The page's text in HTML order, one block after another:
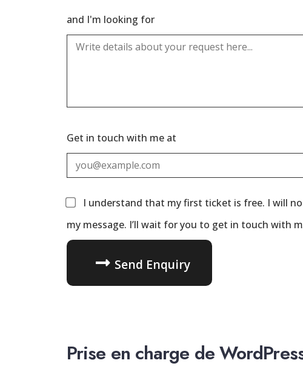
and I'm looking for
Get in touch with me at
I understand that my first ticket is free. I will
my message. I’ll wait for you to get in touch with
Send Enquiry
Prise en charge de